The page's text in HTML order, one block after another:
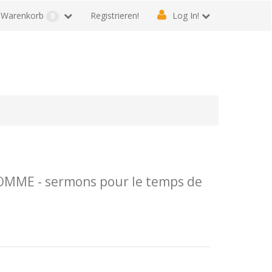
Registrieren! Log In!
Warenkorb 0
- sermons pour le temps de